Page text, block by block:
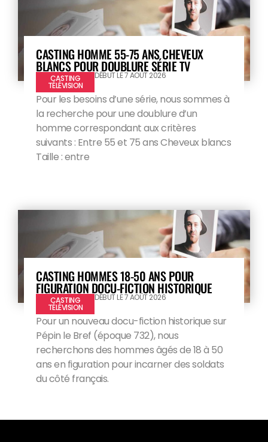
CASTING HOMME 55-75 ANS CHEVEUX
BLANCS POUR DOUBLURE SÉRIE TV
CASTING
TÉLÉVISION
DÉBUT LE 7 AOÛT 2026
Pour les besoins d’une série, nous sommes à
la recherche pour une doublure d’un
homme correspondant aux critères
suivants : Entre 55 et 75 ans Cheveux blancs
Taille : entre
CASTING HOMMES 18-50 ANS POUR
FIGURATION DOCU-FICTION HISTORIQUE
CASTING
TÉLÉVISION
DÉBUT LE 7 AOÛT 2026
Pour un nouveau docu-fiction historique sur
Pépin le Bref (époque 732), nous
recherchons des hommes âgés de 18 à 50
ans en figuration pour incarner des soldats
du côté français.